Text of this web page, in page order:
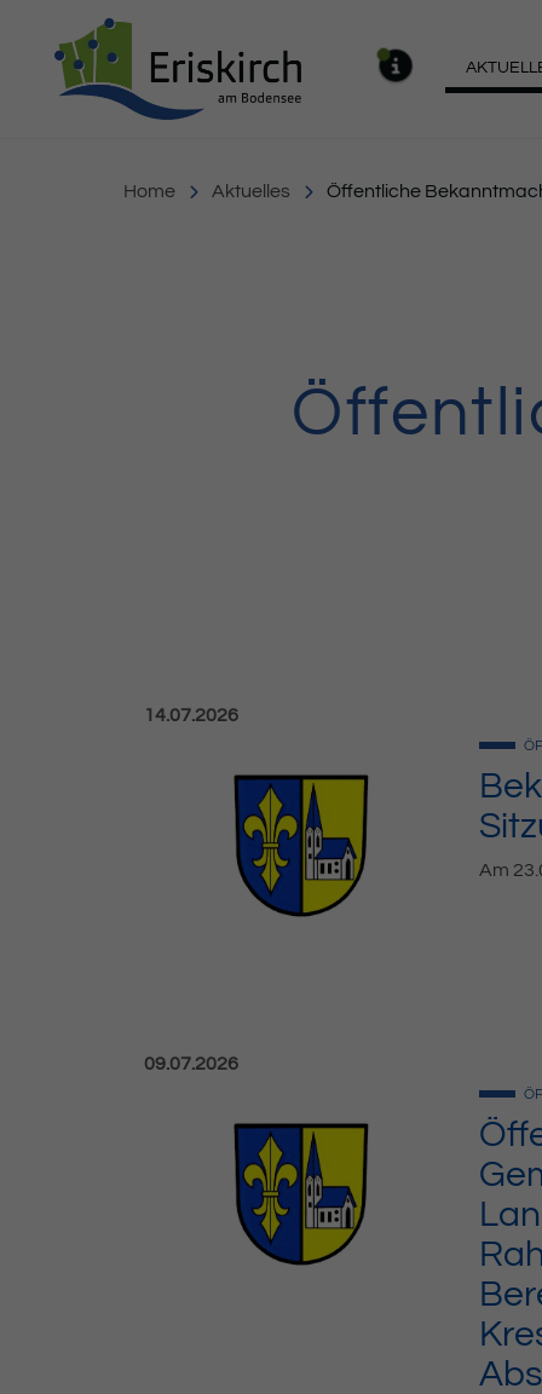
Home Aktuelles Öffentliche
Veröffentlicht am:
14.07.2026
Am
Veröffentlicht am:
09.07.2026